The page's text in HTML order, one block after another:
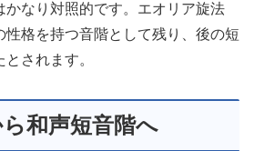
かなり対照的です。エオリア旋法
性格を持つ音階として残り、後の短
されます。
和声短音階へ